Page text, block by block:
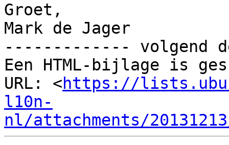
Groet,
Mark de Jager
------------- volgend
Een HTML-bijlage is
URL: <https://
l10n-
nl/attachments/